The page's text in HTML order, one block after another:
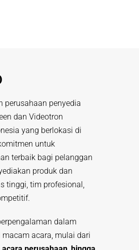
perusahaan penyedia
dan Videotron
yang berlokasi di
untuk
terbaik bagi pelanggan
produk dan
tinggi, tim profesional,
dalam
acara, mulai dari